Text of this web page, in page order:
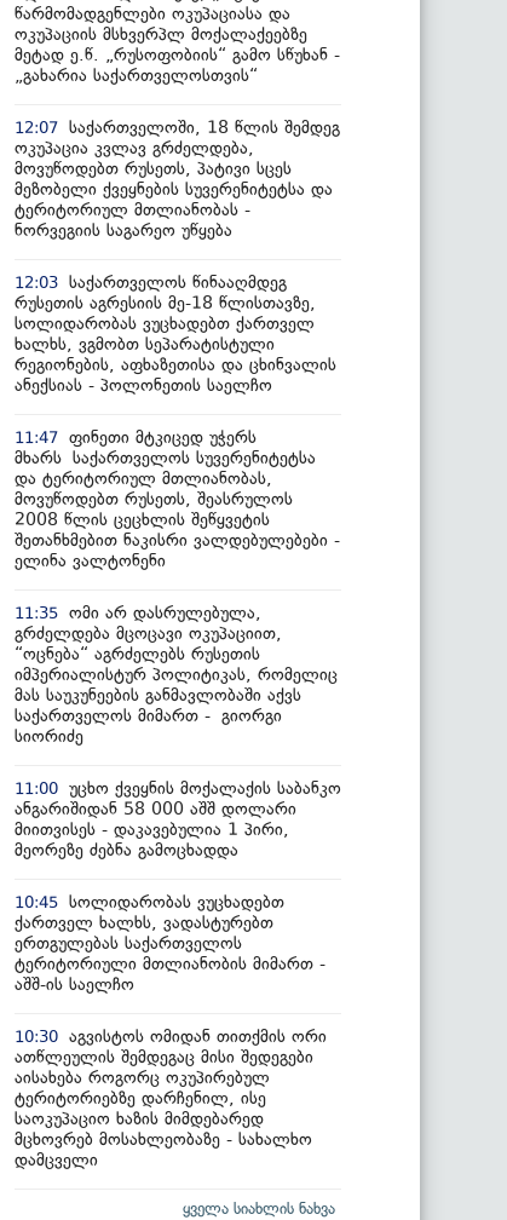
წარმომადგენლები ოკუპაციასა და
ოკუპაციის მსხვერპლ მოქალაქეებზე
მეტად ე.წ. „რუსოფობიის“ გამო სწუხან -
„გახარია საქართველოსთვის“
12:07 საქართველოში, 18 წლის შემდეგ
ოკუპაცია კვლავ გრძელდება,
მოვუწოდებთ რუსეთს, პატივი სცეს
მეზობელი ქვეყნების სუვერენიტეტსა და
ტერიტორიულ მთლიანობას -
ნორვეგიის საგარეო უწყება
12:03 საქართველოს წინააღმდეგ
რუსეთის აგრესიის მე-18 წლისთავზე,
სოლიდარობას ვუცხადებთ ქართველ
ხალხს, ვგმობთ სეპარატისტული
რეგიონების, აფხაზეთისა და ცხინვალის
ანექსიას - პოლონეთის საელჩო
11:47 ფინეთი მტკიცედ უჭერს
მხარს საქართველოს სუვერენიტეტსა
და ტერიტორიულ მთლიანობას,
მოვუწოდებთ რუსეთს, შეასრულოს
2008 წლის ცეცხლის შეწყვეტის
შეთანხმებით ნაკისრი ვალდებულებები -
ელინა ვალტონენი
11:35 ომი არ დასრულებულა,
გრძელდება მცოცავი ოკუპაციით,
“ოცნება“ აგრძელებს რუსეთის
იმპერიალისტურ პოლიტიკას, რომელიც
მას საუკუნეების განმავლობაში აქვს
საქართველოს მიმართ - გიორგი
სიორიძე
11:00 უცხო ქვეყნის მოქალაქის საბანკო
ანგარიშიდან 58 000 აშშ დოლარი
მიითვისეს - დაკავებულია 1 პირი,
მეორეზე ძებნა გამოცხადდა
10:45 სოლიდარობას ვუცხადებთ
ქართველ ხალხს, ვადასტურებთ
ერთგულებას საქართველოს
ტერიტორიული მთლიანობის მიმართ -
აშშ-ის საელჩო
10:30 აგვისტოს ომიდან თითქმის ორი
ათწლეულის შემდეგაც მისი შედეგები
აისახება როგორც ოკუპირებულ
ტერიტორიებზე დარჩენილ, ისე
საოკუპაციო ხაზის მიმდებარედ
მცხოვრებ მოსახლეობაზე - სახალხო
დამცველი
ყველა სიახლის ნახვა